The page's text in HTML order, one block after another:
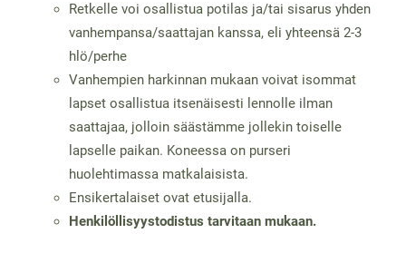
Retkelle voi osallistua potilas ja/tai sisarus yhden
vanhempansa/saattajan kanssa, eli yhteensä 2-3
hlö/perhe
Vanhempien harkinnan mukaan voivat isommat
lapset osallistua itsenäisesti lennolle ilman
saattajaa, jolloin säästämme jollekin toiselle
lapselle paikan. Koneessa on purseri
huolehtimassa matkalaisista.
Ensikertalaiset ovat etusijalla.
Henkilöllisyystodistus tarvitaan mukaan.